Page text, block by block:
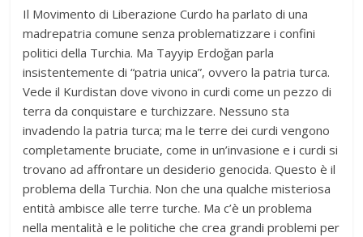
Il Movimento di Liberazione Curdo ha parlato di una
madrepatria comune senza problematizzare i confini
politici della Turchia. Ma Tayyip Erdoğan parla
insistentemente di “patria unica”, ovvero la patria turca.
Vede il Kurdistan dove vivono in curdi come un pezzo di
terra da conquistare e turchizzare. Nessuno sta
invadendo la patria turca; ma le terre dei curdi vengono
completamente bruciate, come in un’invasione e i curdi si
trovano ad affrontare un desiderio genocida. Questo è il
problema della Turchia. Non che una qualche misteriosa
entità ambisce alle terre turche. Ma c’è un problema
nella mentalità e le politiche che crea grandi problemi per